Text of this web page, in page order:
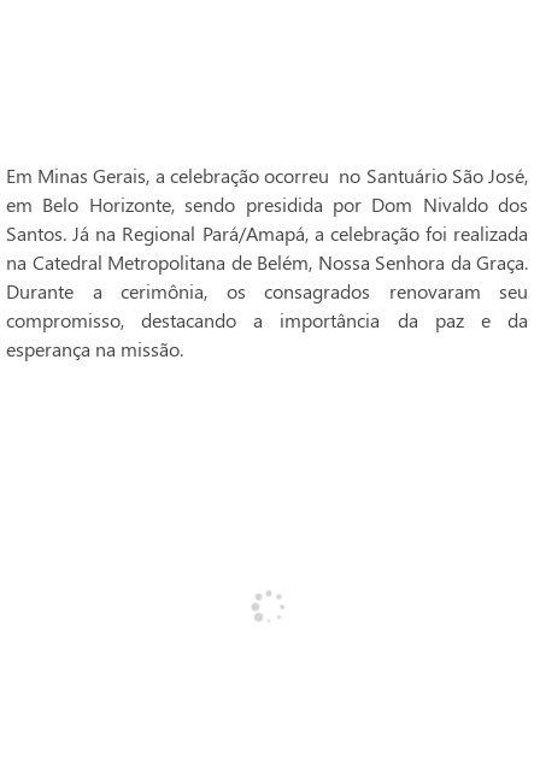
Em Minas Gerais, a celebração ocorreu no Santuário São José,
em Belo Horizonte, sendo presidida por Dom Nivaldo dos
Santos. Já na Regional Pará/Amapá, a celebração foi realizada
na Catedral Metropolitana de Belém, Nossa Senhora da Graça.
Durante a cerimônia, os consagrados renovaram seu
compromisso, destacando a importância da paz e da
esperança na missão.